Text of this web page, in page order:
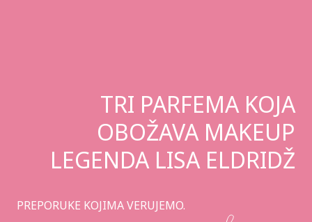
TRI PARFEMA KOJA
OBOŽAVA MAKEUP
LEGENDA LISA ELDRIDŽ
PREPORUKE KOJIMA VERUJEMO.